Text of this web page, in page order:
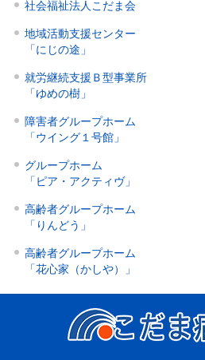
社会福祉法人こだま会
地域活動支援センター
「にじの途」
就労継続支援Ｂ型事業所
「ゆめの樹」
障害者グループホーム
「ウイング１号館」
グループホーム
「ピア・アクティヴ」
高齢者グループホーム
「りんどう」
高齢者グループホーム
「花心家（かしや）」